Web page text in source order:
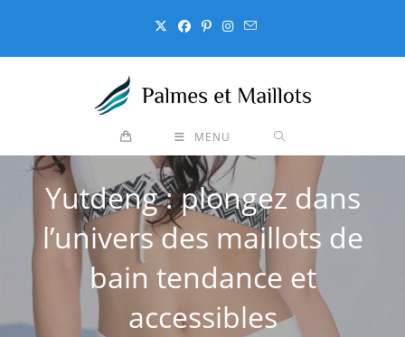
content
MENU
Yutdeng : plongez dans
l’univers des maillots de
bain tendance et
accessibles